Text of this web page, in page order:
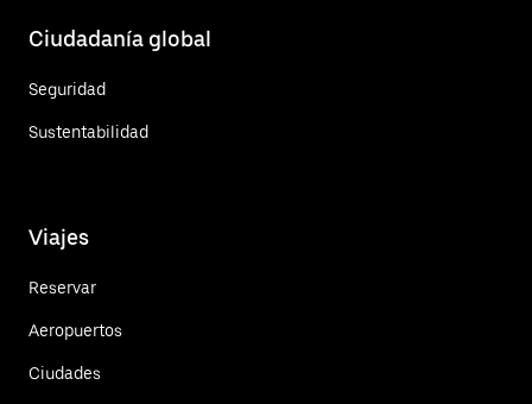
Ciudadanía global
Seguridad
Sustentabilidad
Viajes
Reservar
Aeropuertos
Ciudades